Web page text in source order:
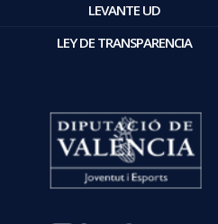
LEVANTE UD
LEY DE TRANSPARENCIA